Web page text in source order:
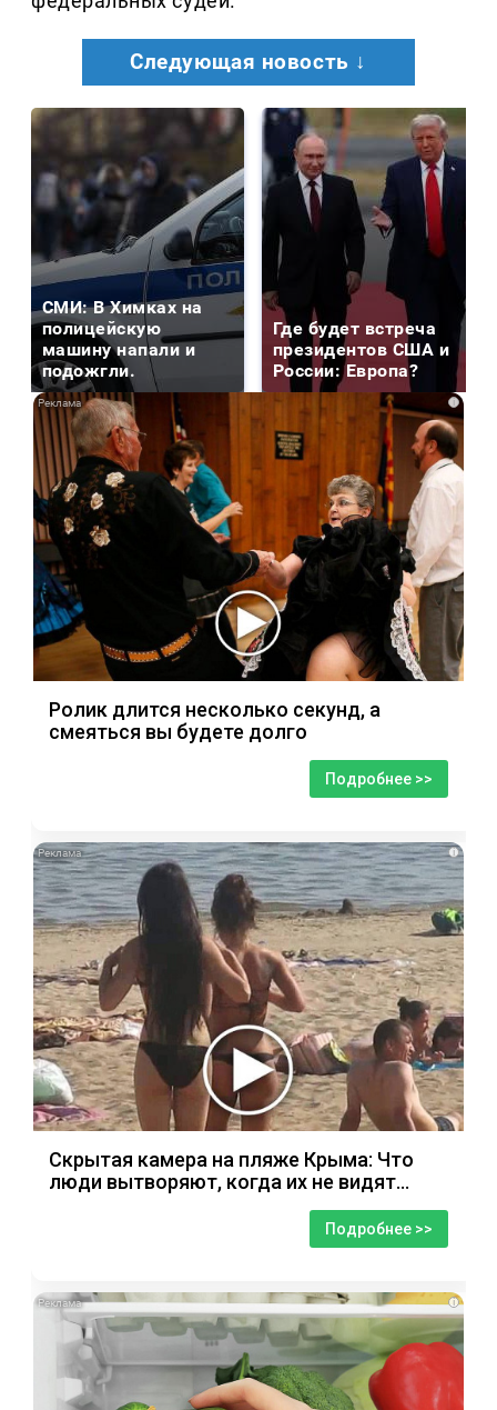
Следующая новость ↓
СМИ: В Химках на
полицейскую
машину напали и
подожгли.
Где будет встреча
президентов США и
России: Европа?
i
Ролик длится несколько секунд, а
смеяться вы будете долго
Подробнее >>
i
Скрытая камера на пляже Крыма: Что
люди вытворяют, когда их не видят...
Подробнее >>
i